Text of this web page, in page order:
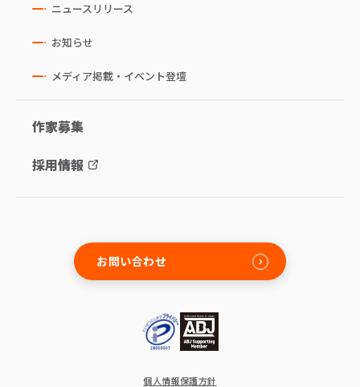
ニュースリリース
お知らせ
メディア掲載・イベント登壇
作家募集
採用情報
お問い合わせ
個人情報保護方針